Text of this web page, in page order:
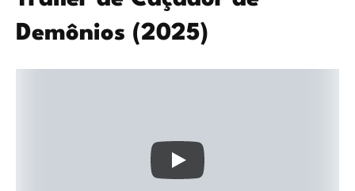
Demônios (2025)